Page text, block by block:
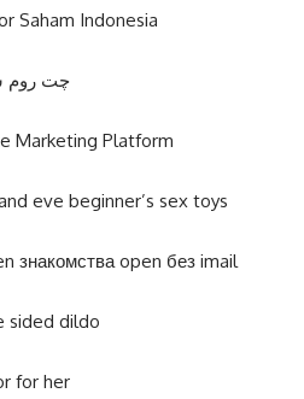
Saham Indonesia
چت
Marketing Platform
eve beginner’s sex toys
знакомства open без imail
sided dildo
for her